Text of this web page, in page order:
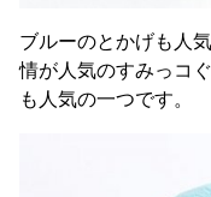
ブルーのとかげも人
情が人気のすみっコ
も人気の一つです。